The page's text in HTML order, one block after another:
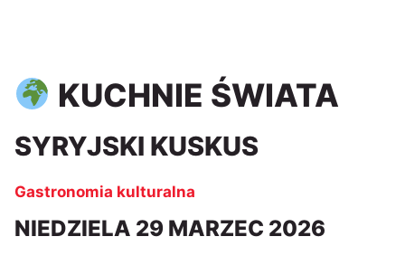
KUCHNIE ŚWIATA
SYRYJSKI KUSKUS
Gastronomia kulturalna
NIEDZIELA 29 MARZEC 2026